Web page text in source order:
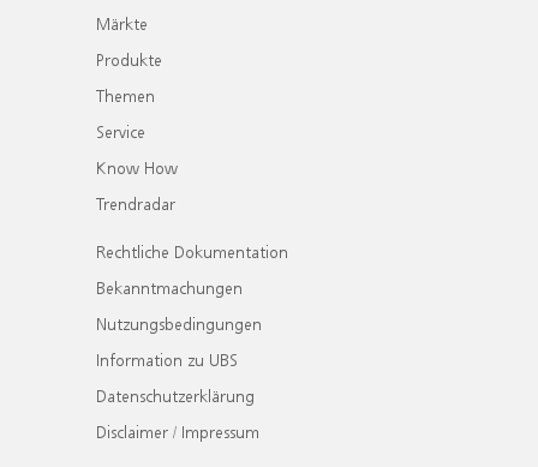
Märkte
Produkte
Themen
Service
Know How
Trendradar
Rechtliche Dokumentation
Bekanntmachungen
Nutzungsbedingungen
Information zu UBS
Datenschutzerklärung
Disclaimer / Impressum